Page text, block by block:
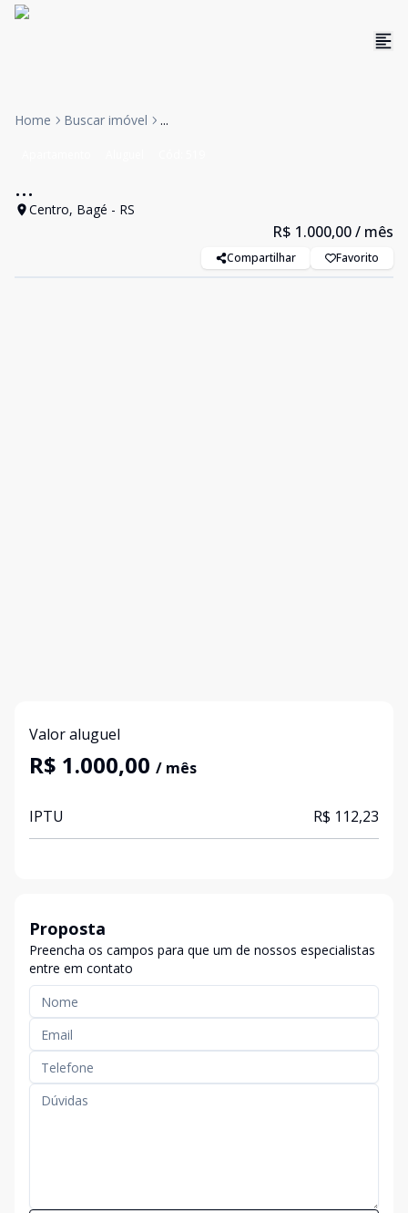
Home Buscar imóvel ...
...
Centro, Bagé - RS
R$ 1.000,00/ mês
Compartilhar Favorito
Valor aluguel
R$ 1.000,00 / mês
IPTU R$ 112,23
Proposta
Preencha os campos para que um de nossos especialistas
entre em contato